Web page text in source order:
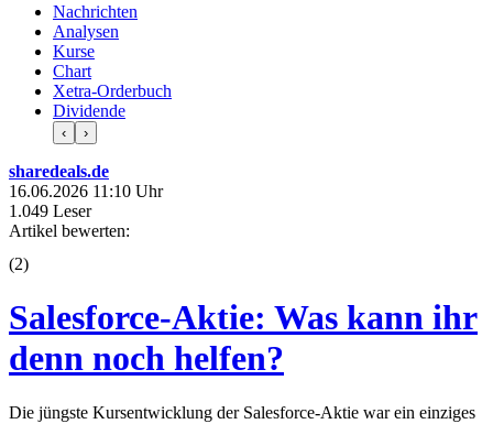
Nachrichten
Analysen
Kurse
Chart
Xetra-Orderbuch
Dividende
‹ ›
sharedeals.de
16.06.2026 11:10 Uhr
1.049 Leser
Artikel bewerten:
(2)
Salesforce-Aktie: Was kann ihr
denn noch helfen?
Die jüngste Kursentwicklung der Salesforce-Aktie war ein einziges